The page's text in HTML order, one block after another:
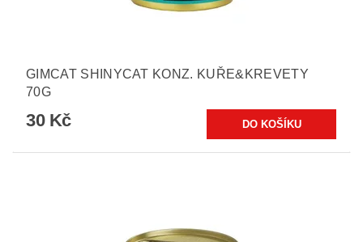
GIMCAT SHINYCAT KONZ. KUŘE&KREVETY
70G
30 Kč